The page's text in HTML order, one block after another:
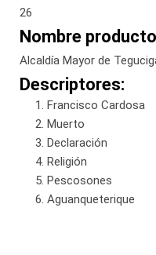
26
Nombre
Alcaldía Mayor de
Descriptores:
Francisco Cardosa
Muerto
Declaración
Religión
Pescosones
Aguanqueterique